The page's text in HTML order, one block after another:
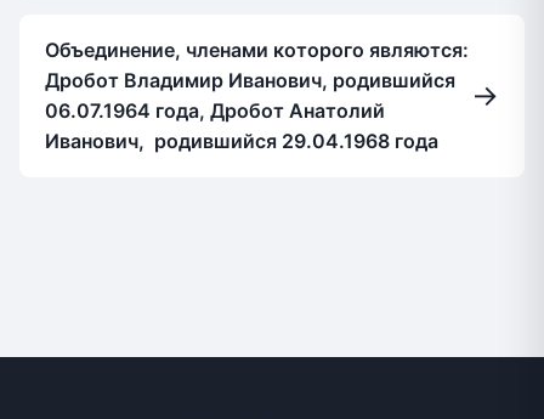
Объединение, членами которого являются:
Дробот Владимир Иванович, родившийся
06.07.1964 года, Дробот Анатолий
Иванович, родившийся 29.04.1968 года
→